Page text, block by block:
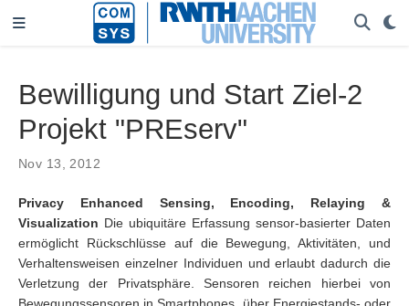
Bewilligung und Start Ziel-2
Projekt "PREserv"
Nov 13, 2012
Privacy Enhanced Sensing, Encoding, Relaying &
Visualization Die ubiquitäre Erfassung sensor-basierter Daten
ermöglicht Rückschlüsse auf die Bewegung, Aktivitäten, und
Verhaltensweisen einzelner Individuen und erlaubt dadurch die
Verletzung der Privatsphäre. Sensoren reichen hierbei von
Bewegungssensoren in Smartphones, über Energiestands- oder